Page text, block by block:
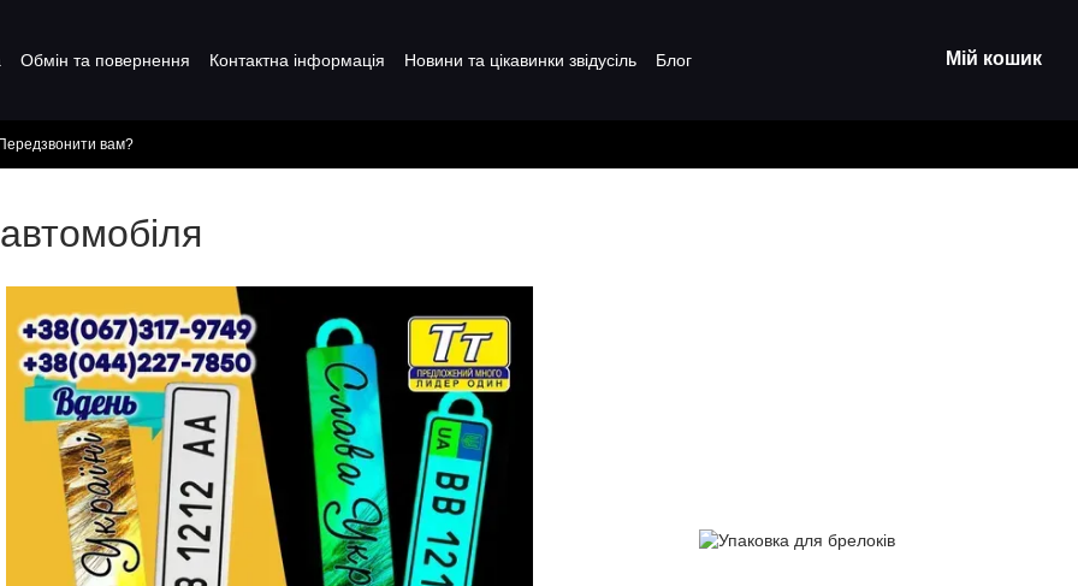
Обмін та повернення Контактна інформація Новини та цікавинки звідусіль
Блог
Мій кошик
Передзвонити вам?